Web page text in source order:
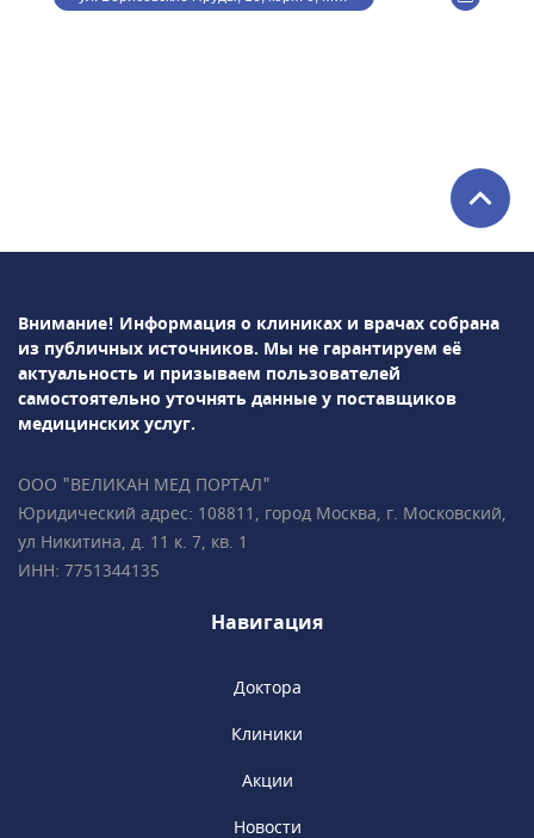
Борисово.Стоматологическая клиника Denty
синус-лифтинг, остеопластику,
вестибулопластику, лоскутную операцию,
дентальную имплантация и др. Проводится
лечение зубов под микроскопом.Врачи-
ортодонты успешно занимаются
исправлением прикуса с помощью брекет-
систем, элайнеров, съемных и несъемных
ортодонтических аппаратов.Все
специалисты клиники обладают
многолетним опытом успешной работы
и современным взглядом на медицину.
Внимание! Информация о клиниках и врачах собрана
из публичных источников. Мы не гарантируем её
актуальность и призываем пользователей
самостоятельно уточнять данные у поставщиков
медицинских услуг.
ООО "ВЕЛИКАН МЕД ПОРТАЛ"
Юридический адрес: 108811, город Москва, г. Московский,
ул Никитина, д. 11 к. 7, кв. 1
ИНН: 7751344135
Навигация
Доктора
Клиники
Акции
Новости